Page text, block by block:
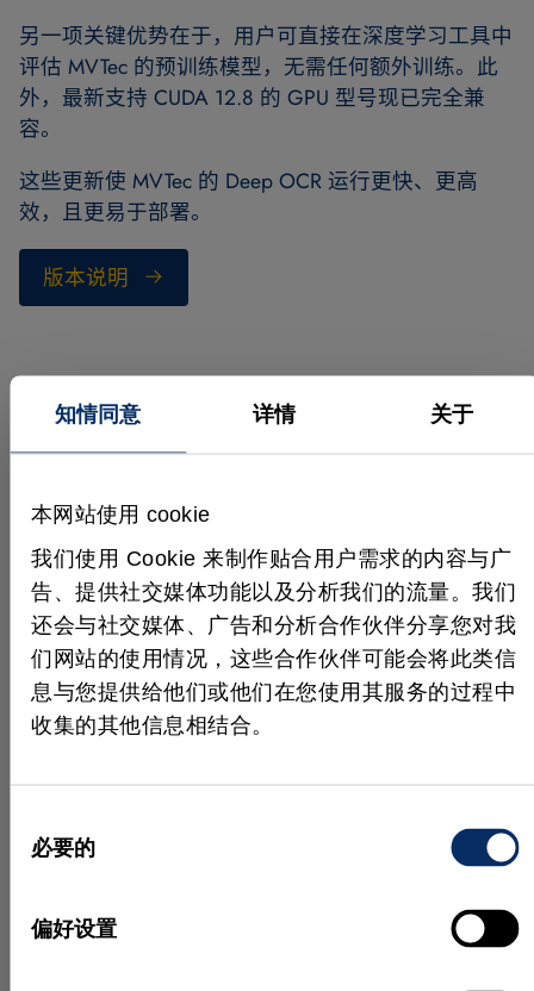
知情同意 详情 关于
本网站使用 cookie
我们使用 Cookie 来制作贴合用户需求的内容与广
告、提供社交媒体功能以及分析我们的流量。我们
还会与社交媒体、广告和分析合作伙伴分享您对我
们网站的使用情况，这些合作伙伴可能会将此类信
息与您提供给他们或他们在您使用其服务的过程中
收集的其他信息相结合。
必要的
偏好设置
另一项关键优势在于，用户可直接在深度学习工具中
评估 MVTec 的预训练模型，无需任何额外训练。此
外，最新支持 CUDA 12.8 的 GPU 型号现已完全兼
容。
这些更新使 MVTec 的 Deep OCR 运行更快、更高
效，且更易于部署。
版本说明
如何获取新版本？
版本。请务必先点击“从服务器刷新”，以获取最新的
可用版本列表。对于无法使用在线安装程序的用户，
我们也在 MVTec 官网上提供了离线安装程序。
前往下载页面